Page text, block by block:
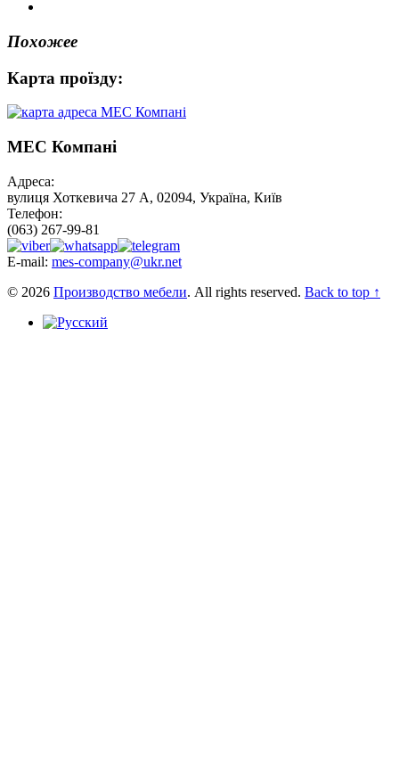
Похожее
Карта проїзду:
МЕС Компані
Адреса:
вулиця Хоткевича 27 А, 02094, Україна, Київ
Телефон:
(063) 267-99-81
E-mail: mes-company@ukr.net
© 2026 Производство мебели. All rights reserved. Back to top ↑